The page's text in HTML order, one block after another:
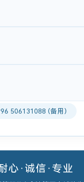
506131088 (备用)
心·诚信·专业